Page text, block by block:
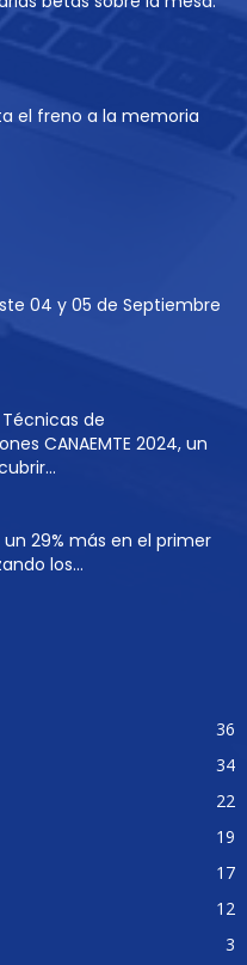
el freno a la memoria
04 y 05 de Septiembre
Técnicas de
CANAEMTE 2024, un
29% más en el primer
los...
36
34
22
19
17
12
3